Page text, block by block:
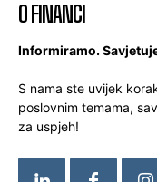
O FINANCI
Informiramo.
S nama ste uvijek
poslovnim temama,
za uspjeh!